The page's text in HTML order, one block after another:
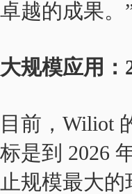
卓越的成果。
大规模应用：
目前，Wiliot
标是到 2026
止规模最大